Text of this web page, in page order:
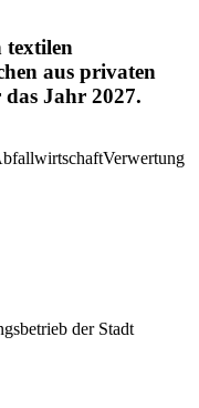
textilen
aus privaten
Jahr 2027.
Verwertung
der Stadt